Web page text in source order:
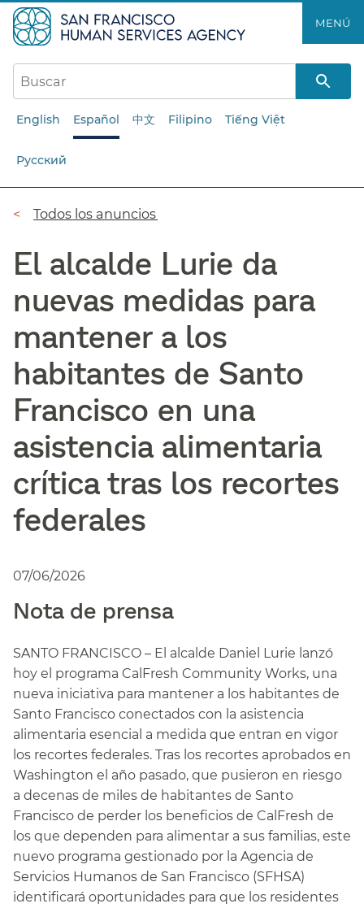
al
contenido
principal​​
MENÚ​​
English Español 中文 Filipino Tiếng Việt
Русский
Ruta
navegación​​
Todos los anuncios​​
El alcalde Lurie da
nuevas medidas para
mantener a los
habitantes de Santo
Francisco en una
asistencia alimentaria
crítica tras los recortes
federales​​
07/06/2026
Nota de prensa​​
SANTO FRANCISCO – El alcalde Daniel Lurie lanzó
hoy el programa CalFresh Community Works, una
nueva iniciativa para mantener a los habitantes de
Santo Francisco conectados con la asistencia
alimentaria esencial a medida que entran en vigor
los recortes federales. Tras los recortes aprobados en
Washington el año pasado, que pusieron en riesgo
a decenas de miles de habitantes de Santo
Francisco de perder los beneficios de CalFresh de
los que dependen para alimentar a sus familias, este
nuevo programa gestionado por la Agencia de
Servicios Humanos de San Francisco (SFHSA)
identificará oportunidades para que los residentes